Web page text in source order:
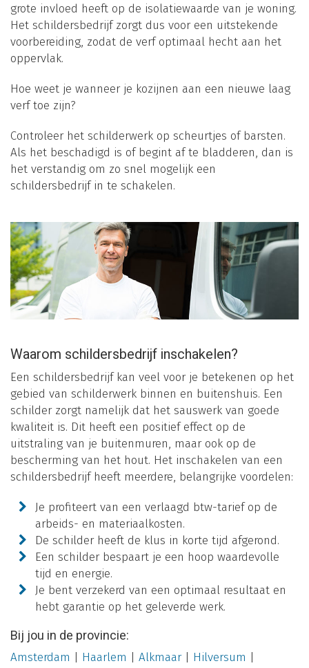
grote invloed heeft op de isolatiewaarde van je woning.
Het schildersbedrijf zorgt dus voor een uitstekende
voorbereiding, zodat de verf optimaal hecht aan het
oppervlak.
Hoe weet je wanneer je kozijnen aan een nieuwe laag
verf toe zijn?
Controleer het schilderwerk op scheurtjes of barsten.
Als het beschadigd is of begint af te bladderen, dan is
het verstandig om zo snel mogelijk een
schildersbedrijf in te schakelen.
Waarom schildersbedrijf inschakelen?
Een schildersbedrijf kan veel voor je betekenen op het
gebied van schilderwerk binnen en buitenshuis. Een
schilder zorgt namelijk dat het sauswerk van goede
kwaliteit is. Dit heeft een positief effect op de
uitstraling van je buitenmuren, maar ook op de
bescherming van het hout. Het inschakelen van een
schildersbedrijf heeft meerdere, belangrijke voordelen:
Je profiteert van een verlaagd btw-tarief op de
arbeids- en materiaalkosten.
De schilder heeft de klus in korte tijd afgerond.
Een schilder bespaart je een hoop waardevolle
tijd en energie.
Je bent verzekerd van een optimaal resultaat en
hebt garantie op het geleverde werk.
Bij jou in de provincie:
Amsterdam Haarlem Alkmaar| Hilversum